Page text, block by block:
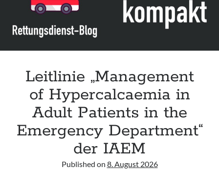
the
treatment
der
Polish
of
Anaesthesiology
and
Intensive
Therapy
Leitlinie „Management
of Hypercalcaemia in
Adult Patients in the
Emergency Department“
der IAEM
Published on 8. August 2026